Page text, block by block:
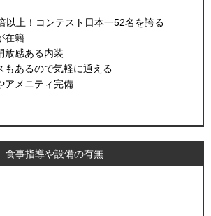
以上！コンテスト日本一52名を誇る
在籍
放感ある内装
もあるので気軽に通える
アメニティ完備
食事指導や設備の有無